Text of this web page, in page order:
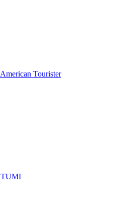
American Tourister
TUMI